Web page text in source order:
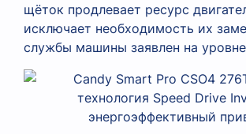
щёток продлевает ресурс
исключает необходимость их
службы машины заявлен на уровне